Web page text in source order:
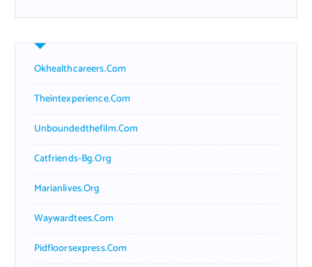
Okhealthcareers.com
Theintexperience.com
Unboundedthefilm.com
Catfriends-Bg.org
Marianlives.org
Waywardtees.com
Pidfloorsexpress.com